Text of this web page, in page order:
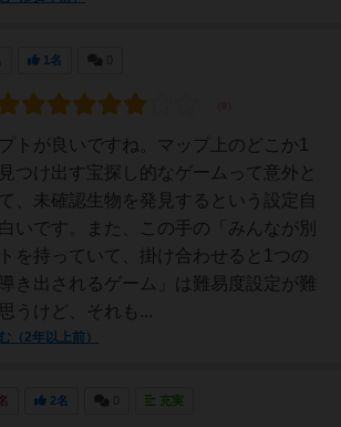
1名
プトが良いですね。マップ上のどこか1
つけ出す宝探し的なゲームって意外と
、未確認生物を発見するという設定自
いです。また、この手の「みんなが別
を持っていて、掛け合わせると1つの
き出されるゲーム」は難易度設定が難
思うけど、それも...
（2年以上前）
2名 充実